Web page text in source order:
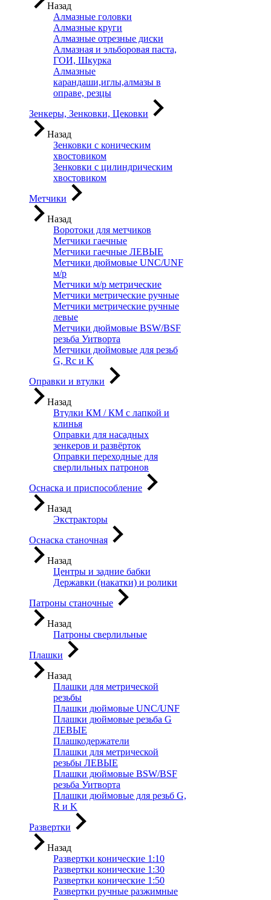
Назад
Алмазные головки
Алмазные круги
Алмазные отрезные диски
Алмазная и эльборовая паста,
ГОИ, Шкурка
Алмазные
карандаши,иглы,алмазы в
оправе, резцы
Зенкеры, Зенковки, Цековки
Назад
Зенковки с коническим
хвостовиком
Зенковки с цилиндрическим
хвостовиком
Метчики
Назад
Воротоки для метчиков
Метчики гаечные
Метчики гаечные ЛЕВЫЕ
Метчики дюймовые UNC/UNF
м/р
Метчики м/р метрические
Метчики метрические ручные
Метчики метрические ручные
левые
Метчики дюймовые BSW/BSF
резьба Уитворта
Метчики дюймовые для резьб
G, Rc и K
Оправки и втулки
Назад
Втулки КМ / КМ с лапкой и
клинья
Оправки для насадных
зенкеров и развёрток
Оправки переходные для
сверлильных патронов
Оснаска и приспособление
Назад
Экстракторы
Оснаска станочная
Назад
Центры и задние бабки
Державки (накатки) и ролики
Патроны станочные
Назад
Патроны сверлильные
Плашки
Назад
Плашки для метрической
резьбы
Плашки дюймовые UNC/UNF
Плашки дюймовые резьба G
ЛЕВЫЕ
Плашкодержатели
Плашки для метрической
резьбы ЛЕВЫЕ
Плашки дюймовые BSW/BSF
резьба Уитворта
Плашки дюймовые для резьб G,
R и K
Развертки
Назад
Развертки конические 1:10
Развертки конические 1:30
Развертки конические 1:50
Развертки ручные разжимные